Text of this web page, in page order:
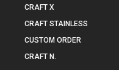
CRAFT X
CRAFT STAINLESS
CUSTOM ORDER
CRAFT N.